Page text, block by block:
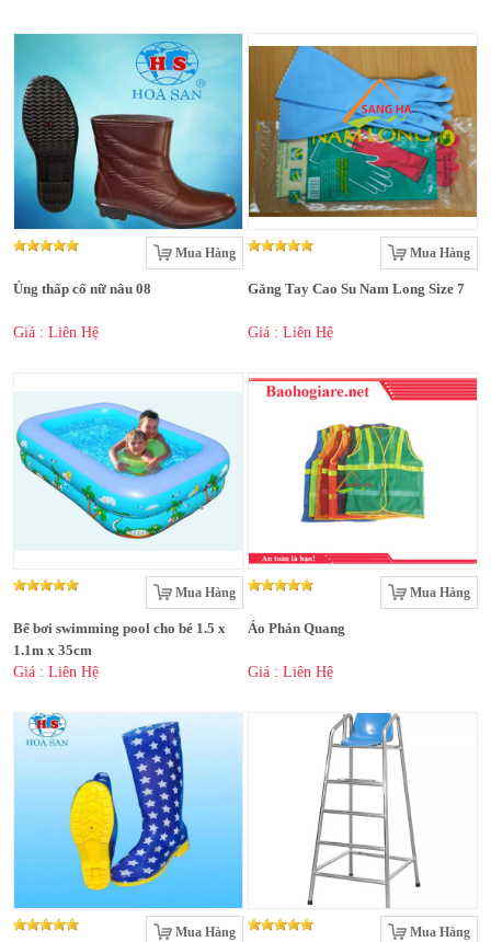
Mua Hàng
Ủng thấp cổ nữ nâu 08
Giá : Liên Hệ
Mua Hàng
Găng Tay Cao Su Nam Long Size 7
Giá : Liên Hệ
Mua Hàng
Bể bơi swimming pool cho bé 1.5 x
1.1m x 35cm
Giá : Liên Hệ
Mua Hàng
Áo Phản Quang
Giá : Liên Hệ
Mua Hàng Mua Hàng